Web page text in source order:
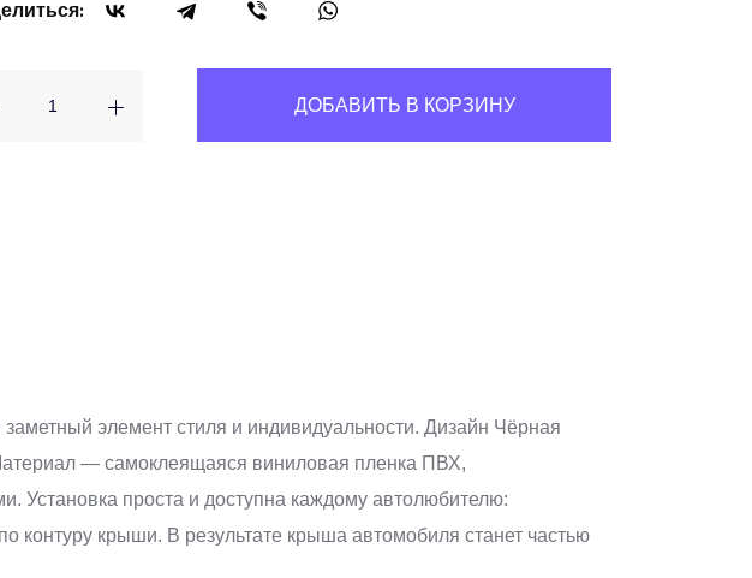
ДОБАВИТЬ В КОРЗИНУ
элемент стиля и индивидуальности. Дизайн Чёрная
— самоклеящаяся виниловая пленка ПВХ,
Установка проста и доступна каждому автолюбителю:
контуру крыши. В результате крыша автомобиля станет частью